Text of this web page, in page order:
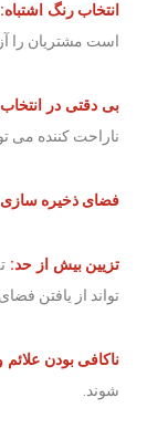
انتخاب رنگ اشتباه:
است مشتریان را
بی دقتی در
ناراحت کننده می
فضای ذخیره سازی
تزیین بیش از حد:
تواند از یافتن
ناکافی بودن علائم
شوند.